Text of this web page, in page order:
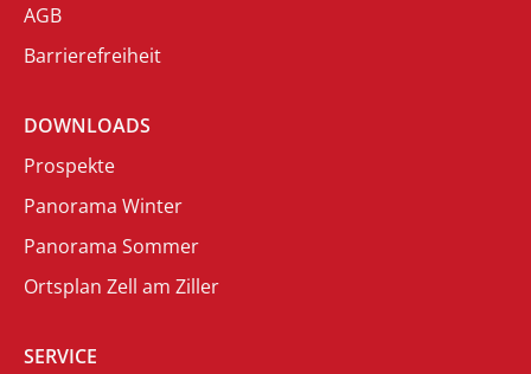
AGB
Barrierefreiheit
DOWNLOADS
Prospekte
Panorama Winter
Panorama Sommer
Ortsplan Zell am Ziller
SERVICE